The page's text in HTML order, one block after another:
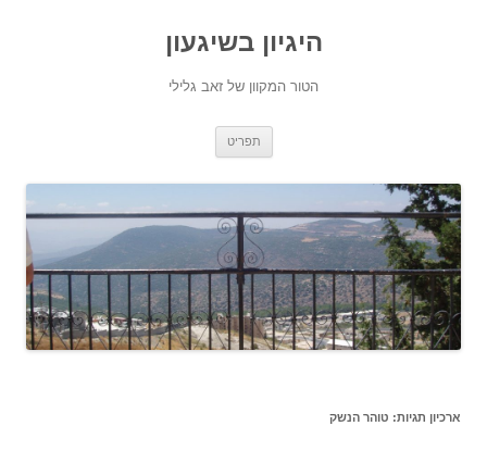
היגיון בשיגעון
הטור המקוון של זאב גלילי
תפריט
ארכיון תגיות: טוהר הנשק